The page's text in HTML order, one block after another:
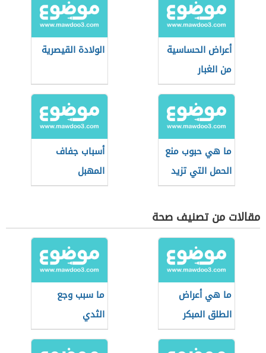
أعراض الحساسية
من الغبار
الولادة القيصرية
ما هي حبوب منع
الحمل التي تزيد
الوزن
أسباب جفاف
المهبل
مقالات من تصنيف صحة
ما هي أعراض
الطلق المبكر
ما سبب وجع
الثدي